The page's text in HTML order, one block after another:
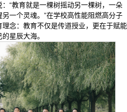
“教育就是一棵树摇动另一棵树，一朵
一个灵魂。”在学校高性能阻燃高分子
念：教育不仅是传道授业，更在于赋能
星辰大海。